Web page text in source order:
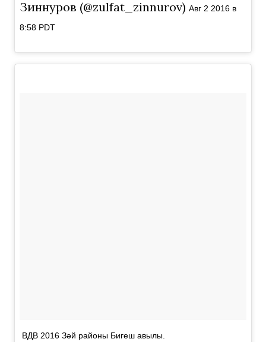
Зиннуров (@zulfat_zinnurov) Авг 2 2016 в
8:58 PDT
ВДВ 2016 Зәй районы Бигеш авылы.